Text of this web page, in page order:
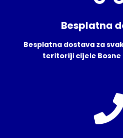
Besplatna
Besplatna dostava za
teritoriji cijele Bosne